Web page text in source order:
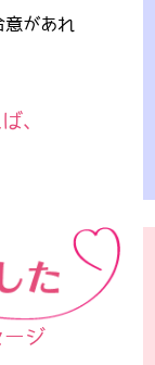
意があれ
、
ジ